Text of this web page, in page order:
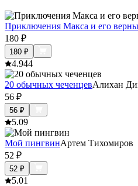
Приключения Макса и его
180 ₽
180 ₽
4.944
20 обычных чеченцевАлихан
56 ₽
56 ₽
5.09
Мой пингвинАртем Тихомиров
52 ₽
52 ₽
5.01